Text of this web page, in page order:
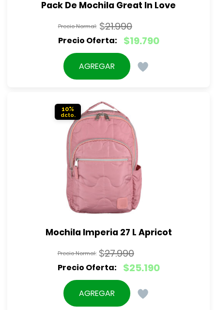
Pack De Mochila Great In Love
$21.990
El
precio
original
$19.790
El
precio
actual
AGREGAR
10%
Mochila Imperia 27 L Apricot
$27.990
El
precio
original
$25.190
El
precio
actual
AGREGAR